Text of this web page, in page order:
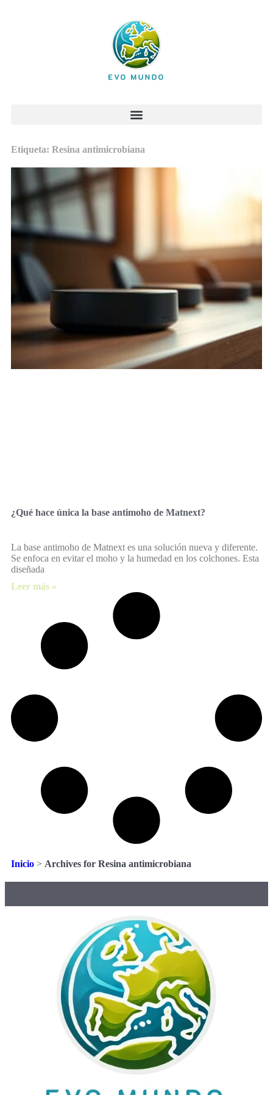
Etiqueta: Resina antimicrobiana
¿Qué hace única la base antimoho de Matnext?
La base antimoho de Matnext es una solución nueva y diferente.
Se enfoca en evitar el moho y la humedad en los colchones. Esta
diseñada
Leer más »
Inicio > Archives for Resina antimicrobiana